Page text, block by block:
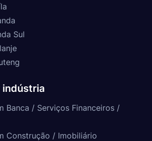
Sul
indústria
Banca / Serviços Financeiros /
Construção / Imobiliário